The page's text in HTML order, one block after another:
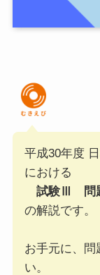
平成30年度
における
試験Ⅲ 問
の解説です。
お手元に、問
い。